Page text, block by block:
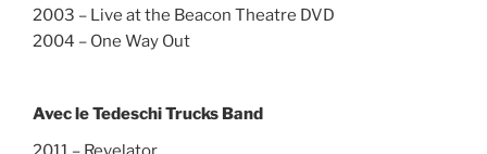
2003 – Live at the Beacon Theatre DVD
2004 – One Way Out
Avec le Tedeschi Trucks Band